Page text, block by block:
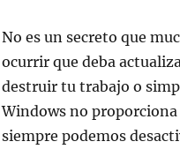
No es un secreto que
ocurrir que deba
destruir tu trabajo o
Windows no
siempre podemos